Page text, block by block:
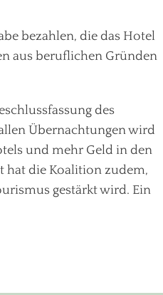
bezahlen, die das Hotel
aus beruflichen Gründen
des
Übernachtungen wird
und mehr Geld in den
hat die Koalition zudem,
gestärkt wird. Ein